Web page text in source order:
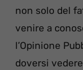
non solo del
venire a
l’Opinione
doversi vedere